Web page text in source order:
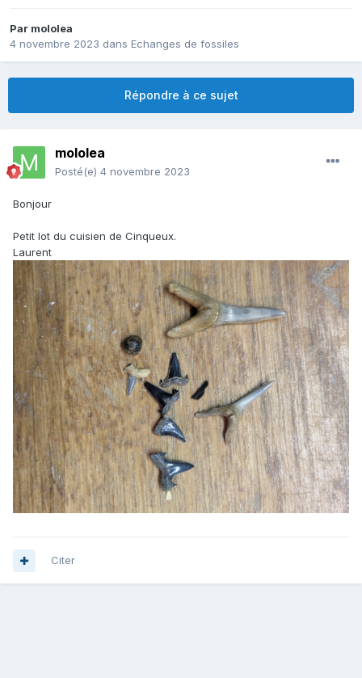
Par mololea
4 novembre 2023 dans Echanges de fossiles
Répondre à ce sujet
mololea
Posté(e) 4 novembre 2023
Bonjour
Petit lot du cuisien de Cinqueux.
Laurent
Citer